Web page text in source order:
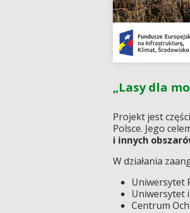
„Lasy dla
Projekt jest
Polsce. Jego
i innych
W działania
Uniwersytet
Uniwersytet
Centrum